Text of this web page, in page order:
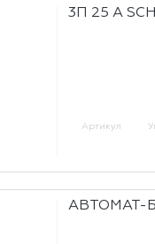
3П 25 А
Артикул
АВТОМАТ-